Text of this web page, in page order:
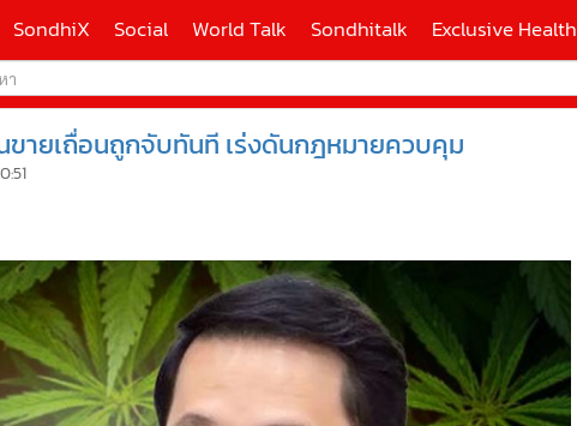
SondhiX Social World Talk Sondhitalk Exclusive Health
อกเครื่องมือที่ใช้
หา
ค้นหาขั้นสูง
ายเถื่อนถูกจับทันที เร่งดันกฎหมายควบคุม